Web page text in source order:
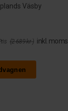
Väsby
(2 689 kr ) inkl. moms